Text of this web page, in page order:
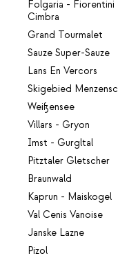
Folgaria - Fiorentini
Cimbra
Grand Tourmalet
Sauze Super-Sauze
Lans En Vercors
Skigebied
Weißensee
Villars - Gryon
Imst - Gurgltal
Pitztaler Gletscher
Braunwald
Kaprun - Maiskogel
Val Cenis Vanoise
Janske Lazne
Pizol